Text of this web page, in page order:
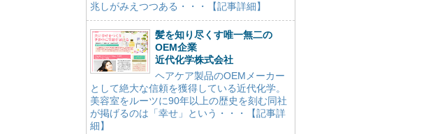
兆しがみえつつある・・・【記事詳細】
髪を知り尽くす唯一無二の
OEM企業
近代化学株式会社
ヘアケア製品のOEMメーカー
として絶大な信頼を獲得している近代化学。
美容室をルーツに90年以上の歴史を刻む同社
が掲げるのは「幸せ」という・・・【記事詳
細】